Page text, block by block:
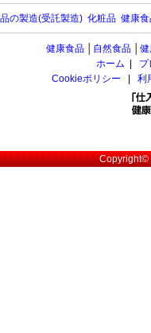
の製造(受託製造) 化粧品 健康
健康食品 自然食品
ホーム
プ
Cookieポリシー
利